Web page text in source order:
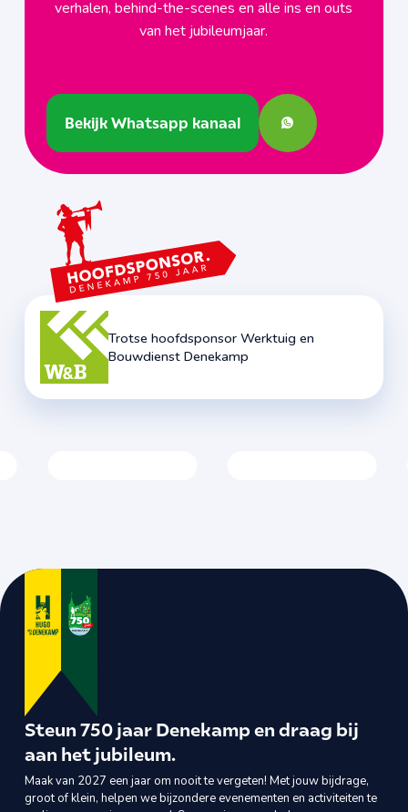
verhalen, behind-the-scenes en alle ins en outs
van het jubileumjaar.
Bekijk Whatsapp kanaal
Bekijk Whatsapp kanaal
Trotse hoofdsponsor Werktuig en
Bouwdienst Denekamp
Steun 750 jaar Denekamp en draag bij
aan het jubileum.
Maak van 2027 een jaar om nooit te vergeten! Met jouw bijdrage,
groot of klein, helpen we bijzondere evenementen en activiteiten te